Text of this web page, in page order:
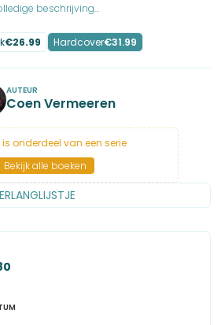
beschrijving...
€26.99 Hardcover€31.99
AUTEUR
Coen Vermeeren
is onderdeel van een serie
Bekijk alle boeken